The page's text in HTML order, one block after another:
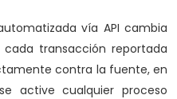
vía API cambia
transacción reportada
contra la fuente, en
active cualquier proceso